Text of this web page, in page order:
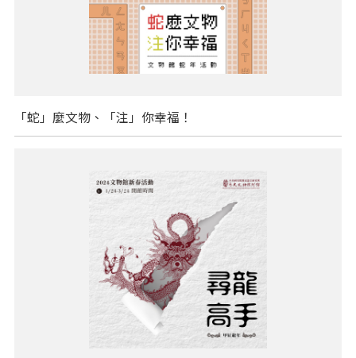
「蛇」麼文物、「注」你幸福！